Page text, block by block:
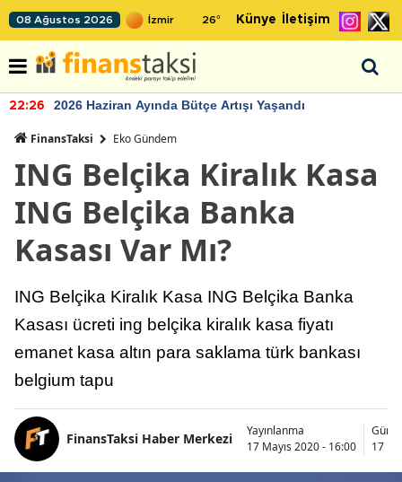
08 Ağustos 2026 26° Künye İletişim
22:26 2026 Haziran Ayında Bütçe Artışı Yaşandı
FinansTaksi Eko Gündem
ING Belçika Kiralık Kasa
ING Belçika Banka
Kasası Var Mı?
ING Belçika Kiralık Kasa ING Belçika Banka
Kasası ücreti ing belçika kiralık kasa fiyatı
emanet kasa altın para saklama türk bankası
belgium tapu
FinansTaksi Haber Merkezi
Yayınlanma
17 Mayıs 2020 - 16:00
17